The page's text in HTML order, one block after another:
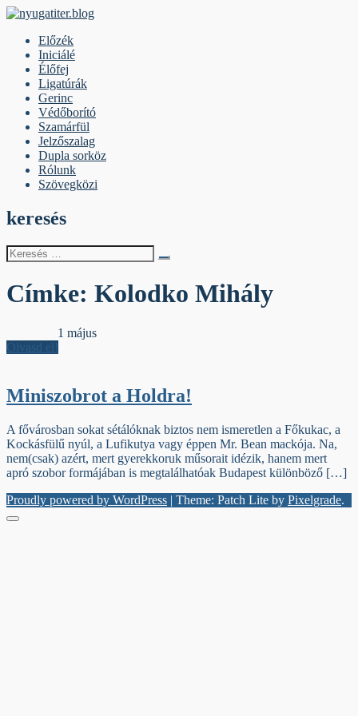
Skip
contentElőzék
Iniciálé
Élőfej
Ligatúrák
Gerinc
Védőborító
Szamárfül
Jelzőszalag
Dupla sorköz
Rólunk
Szövegközi
keresés
Keresés
erre:
Címke: Kolodko Mihály
1 május
Olvasd el!
Miniszobrot a Holdra!
A fővárosban sokat sétálóknak biztos nem ismeretlen a Főkukac, a
Kockásfülű nyúl, a Lufikutya vagy éppen Mr. Bean mackója. Na,
nem(csak) azért, mert gyerekkoruk műsorait idézik, hanem mert
apró szobor formájában is megtalálhatóak Budapest különböző […]
Proudly powered by WordPress | Theme: Patch Lite by Pixelgrade.
Menu